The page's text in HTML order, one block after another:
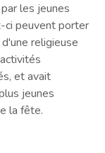
les jeunes
ci peuvent porter
religieuse
et avait
jeunes
la fête.